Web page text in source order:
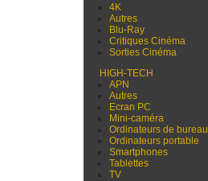
4K
Autres
Blu-Ray
Critiques Cinéma
Sorties Cinéma
HIGH-TECH
APN
Autres
Ecran PC
Mini-caméra
Ordinateurs de bureau
Ordinateurs portable
Smartphones
Tablettes
TV